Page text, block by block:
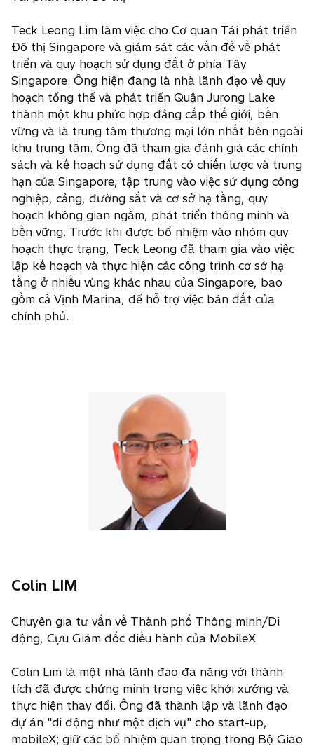
Teck Leong Lim làm việc cho Cơ quan Tái phát triển
Đô thị Singapore và giám sát các vấn đề về phát
triển và quy hoạch sử dụng đất ở phía Tây
Singapore. Ông hiện đang là nhà lãnh đạo về quy
hoạch tổng thể và phát triển Quận Jurong Lake
thành một khu phức hợp đẳng cấp thế giới, bền
vững và là trung tâm thương mại lớn nhất bên ngoài
khu trung tâm. Ông đã tham gia đánh giá các chính
sách và kế hoạch sử dụng đất có chiến lược và trung
hạn của Singapore, tập trung vào việc sử dụng công
nghiệp, cảng, đường sắt và cơ sở hạ tầng, quy
hoạch không gian ngầm, phát triển thông minh và
bền vững. Trước khi được bổ nhiệm vào nhóm quy
hoạch thực trạng, Teck Leong đã tham gia vào việc
lập kế hoạch và thực hiện các công trình cơ sở hạ
tầng ở nhiều vùng khác nhau của Singapore, bao
gồm cả Vịnh Marina, để hỗ trợ việc bán đất của
chính phủ.
Colin LIM
Chuyên gia tư vấn về Thành phố Thông minh/Di
động, Cựu Giám đốc điều hành của MobileX
Colin Lim là một nhà lãnh đạo đa năng với thành
tích đã được chứng minh trong việc khởi xướng và
thực hiện thay đổi. Ông đã thành lập và lãnh đạo
dự án "di động như một dịch vụ" cho start-up,
mobileX; giữ các bổ nhiệm quan trọng trong Bộ Giao